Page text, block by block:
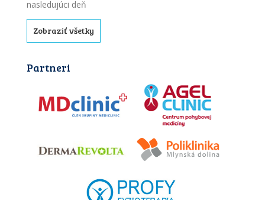
nasledujúci deň
Zobraziť všetky
Partneri